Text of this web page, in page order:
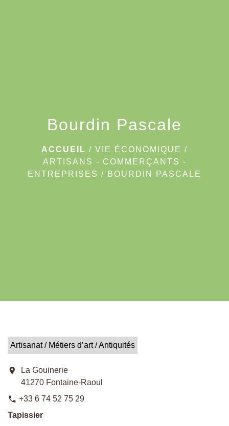
Bourdin Pascale
ACCUEIL / VIE ÉCONOMIQUE /
ARTISANS - COMMERÇANTS -
ENTREPRISES / BOURDIN PASCALE
Artisanat / Métiers d’art / Antiquités
location_on
La Gouinerie
41270 Fontaine-Raoul
phone +33 6 74 52 75 29
Tapissier